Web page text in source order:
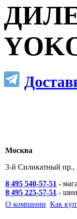
Москва
3-й Силикатный пр.,
8 495 540-57-51 -
8 495 225-57-51 -
О компании Как